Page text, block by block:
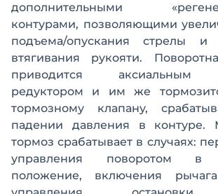
дополнительными
контурами, позволяющими
подъема/опускания стрелы и
втягивания рукояти.
приводится аксиальным
редуктором и им же
тормозному клапану,
падении давления в контуре.
тормоз срабатывает в случаях:
управления поворотом в
положение, включения